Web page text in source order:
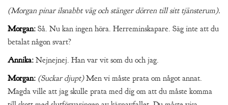
(Morgan pinar ilsnabbt väg och stänger dörren till sitt tjänsterum).
Morgan: Så. Nu kan ingen höra. Herreminskapare. Säg inte att du
betalat någon svart?
Annika: Nejnejnej. Han var vit som du och jag.
Morgan: (Suckar djupt)Men vi måste prata om något annat.
Magda ville att jag skulle prata med dig om att du måste komma